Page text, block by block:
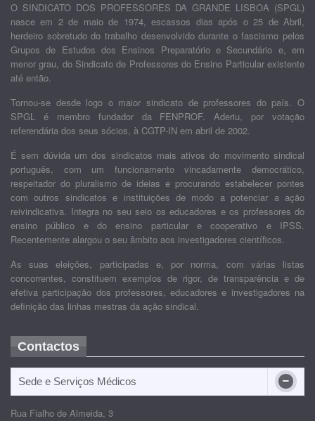
O SINDICATO DOS PROFESSORES DA GRANDE LISBOA (SPGL)
nasce em 2 de maio de 1974, escassos dias após o 25 de Abril,
herdeiro sobretudo do trabalho desenvolvido durante o fascismo pelos
Grupos de Estudos dos Ensinos Preparatório e Secundário e, em
menor grau, do Sindicato de Professores do Ensino Particular existente
até então.
Tornou-se desde logo o maior sindicato de professores do país. O
SPGL é membro fundador da FENPROF. Aderiu, por votação
referendária dos seus sócios, à CGTP-IN em abril de 2002.
É sem dúvida um dos sindicatos mais ativos do movimento sindical
português, com um funcionamento vincadamente democrático,
respeitador do pluralismo de ideias e procurando estabelecer pontes
com outros sindicatos e instituições de modo a potenciar a ação
reivindicativa. Integra no seu seio os educadores e os professores do
ensino público e do ensino particular e cooperativo e IPSS.
Recentemente alargou o seu âmbito aos investigadores científicos.
As suas eleições, participadas e, por norma, com várias listas
concorrentes, constituem exemplos de rigor, de transparência e de
efetiva participação dos professores, educadores e investigadores na
definição das linhas mestras da ação sindical.
Contactos
Sede e Serviços Médicos
Rua Fialho de Almeida, 3